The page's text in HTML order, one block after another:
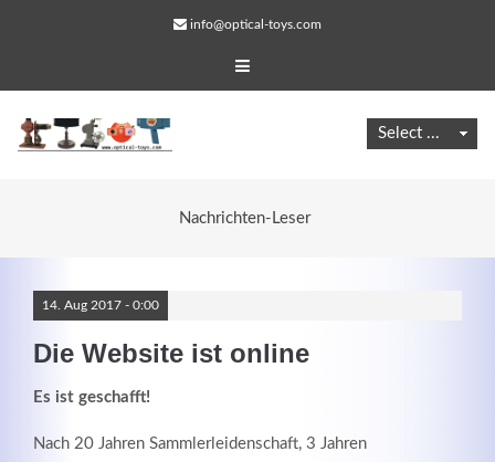
info@optical-toys.com
Nachrichten-Leser
14. Aug 2017 - 0:00
Die Website ist online
Es ist geschafft!
Nach 20 Jahren Sammlerleidenschaft, 3 Jahren
Lorem ipsum dolor sit amet, consectetuer adipiscing